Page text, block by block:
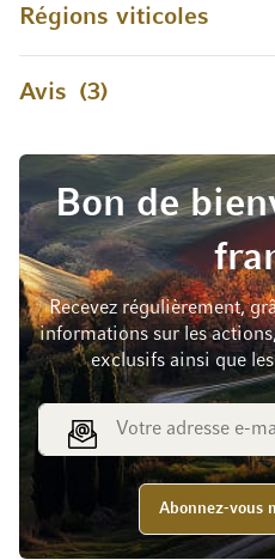
Régions viticoles
Avis 3
Bon de
Recevez régulièrement,
informations sur les
exclusifs ainsi que
Adresse e-mail
Abonnez-vous